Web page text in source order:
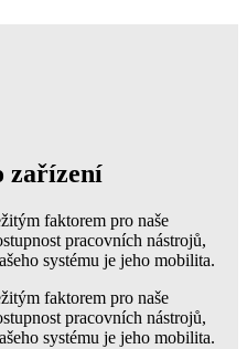
zařízení
faktorem pro naše
pracovních nástrojů,
systému je jeho mobilita.
faktorem pro naše
pracovních nástrojů,
systému je jeho mobilita.